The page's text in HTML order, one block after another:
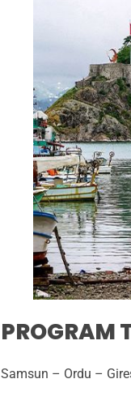
PROGRAM
Samsun – Ordu –